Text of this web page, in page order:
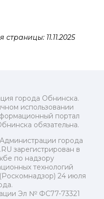
11.11.2025
города Обнинска.
использовании
портал
обязательна.
города
зарегистрирован в
по надзору
технологий
24 июля
Эл № ФС77-73321